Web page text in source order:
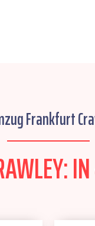
Frankfurt